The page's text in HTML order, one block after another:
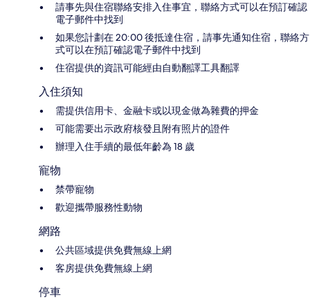
請事先與住宿聯絡安排入住事宜，聯絡方式可以在預訂確認
電子郵件中找到
如果您計劃在 20:00 後抵達住宿，請事先通知住宿，聯絡方
式可以在預訂確認電子郵件中找到
住宿提供的資訊可能經由自動翻譯工具翻譯
入住須知
需提供信用卡、金融卡或以現金做為雜費的押金
可能需要出示政府核發且附有照片的證件
辦理入住手續的最低年齡為 18 歲
寵物
禁帶寵物
歡迎攜帶服務性動物
網路
公共區域提供免費無線上網
客房提供免費無線上網
停車